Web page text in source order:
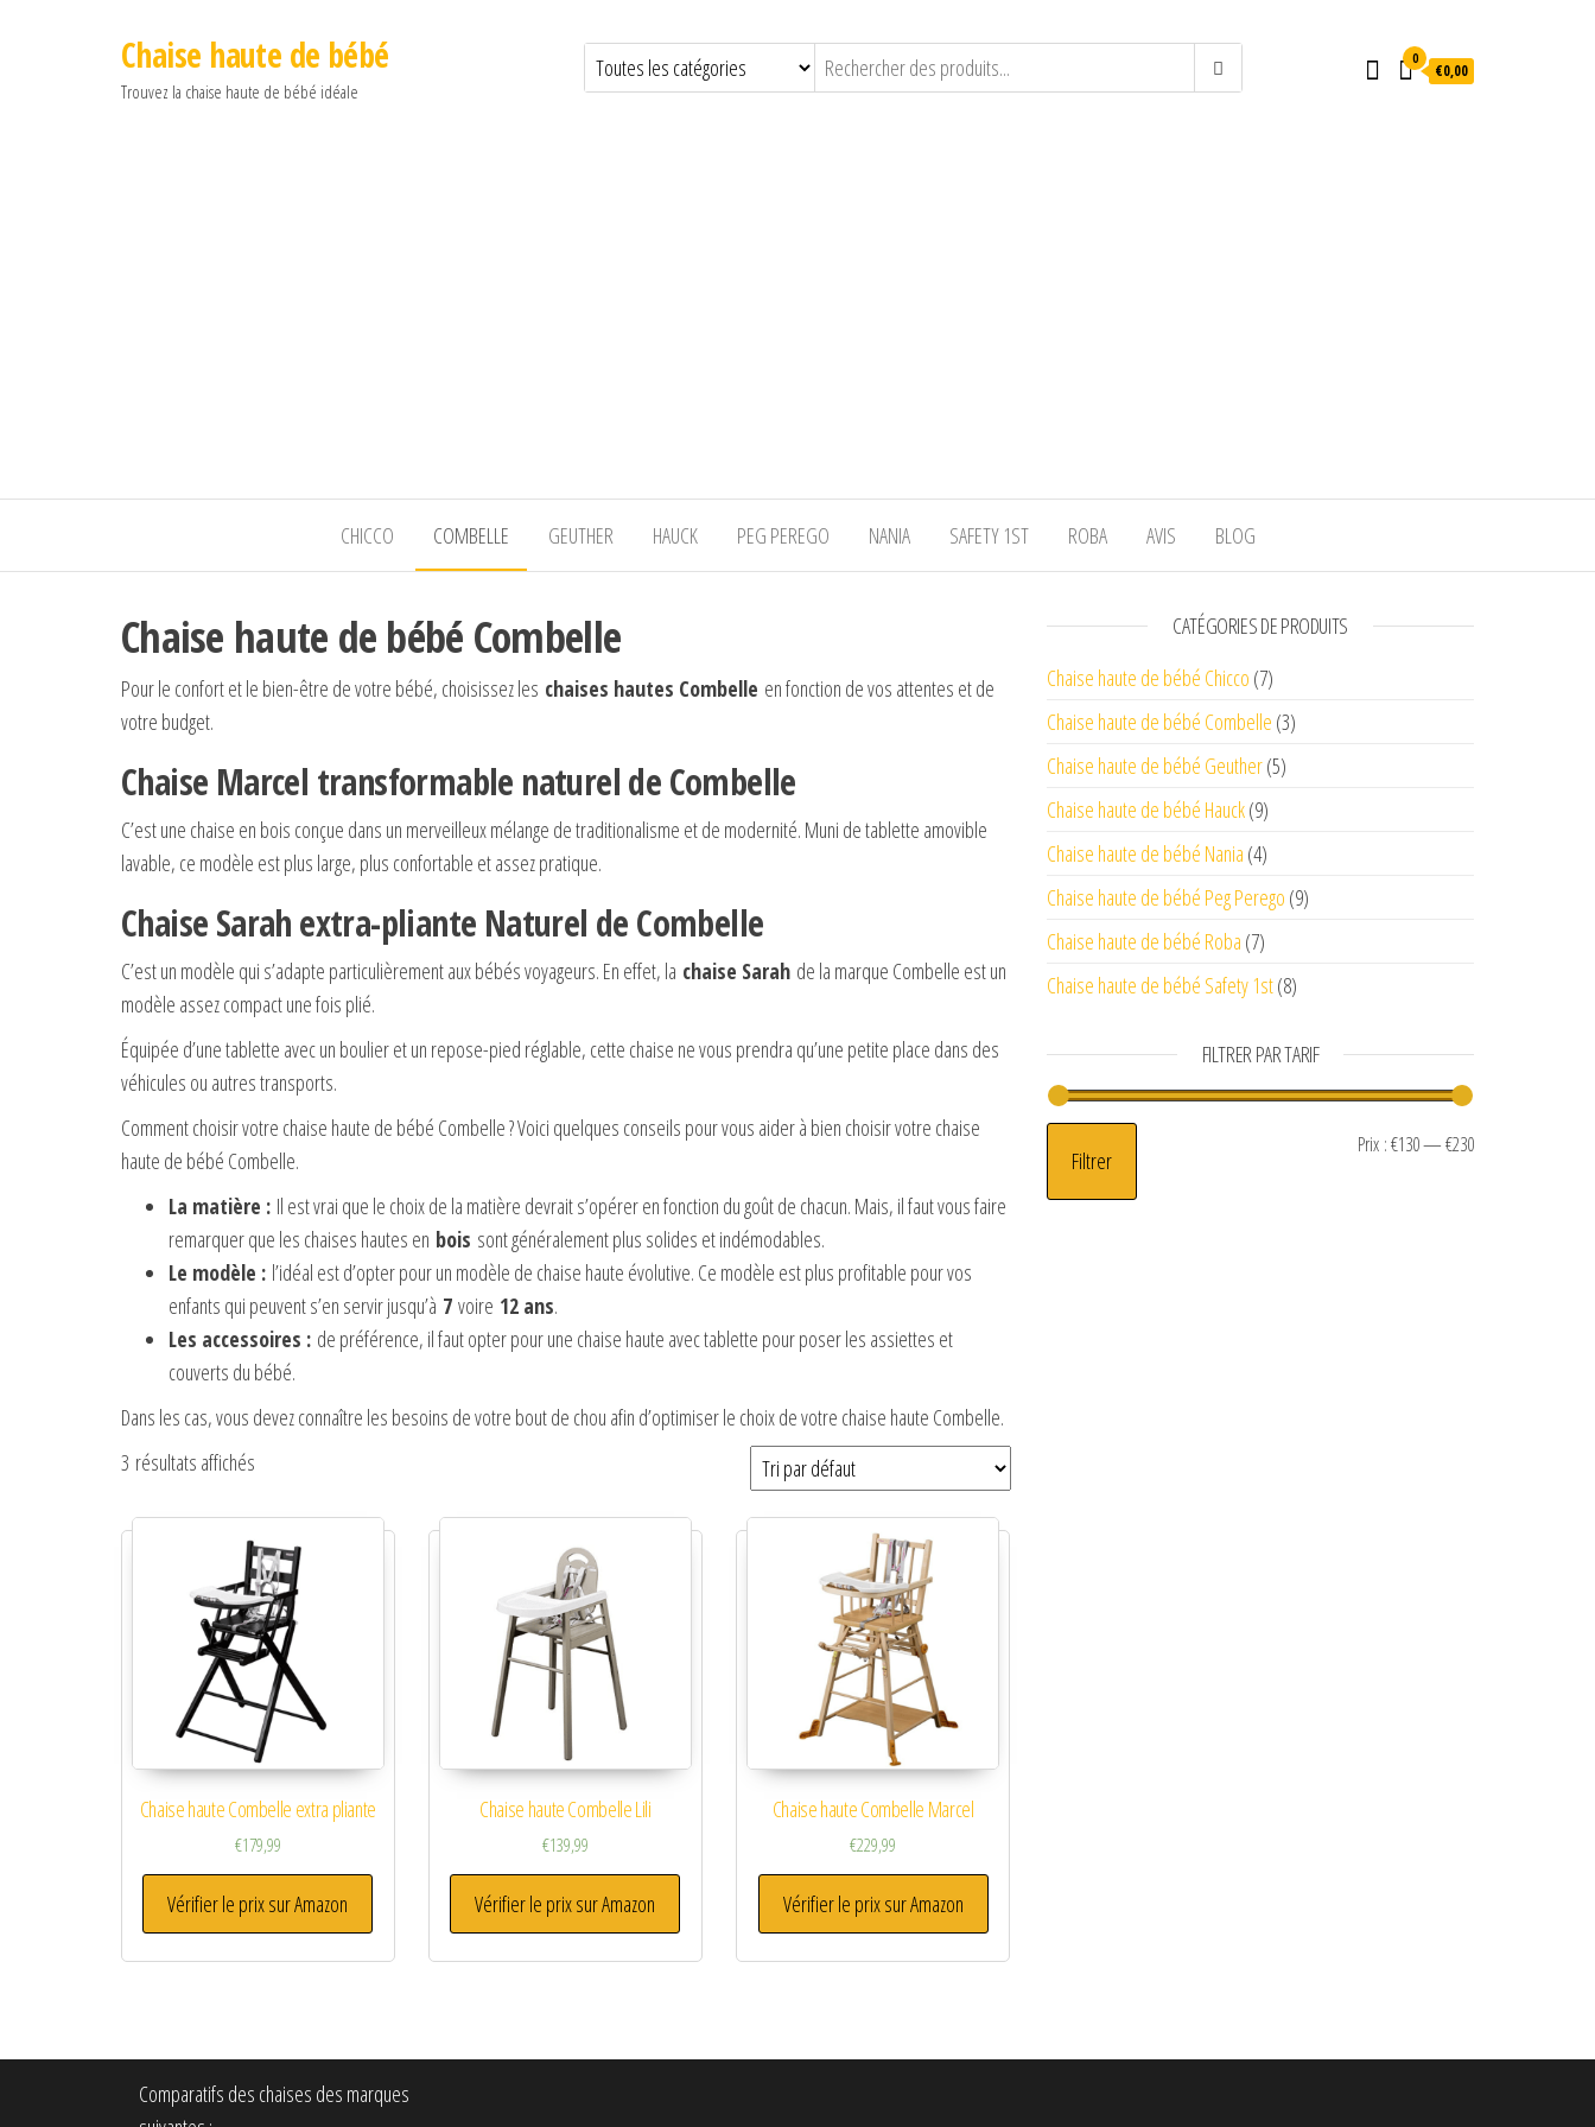
Chaise haute de bébé
Trouvez la chaise haute de bébé idéale
0
€0,00
CHICCO COMBELLE GEUTHER HAUCK PEG PEREGO NANIA SAFETY 1ST ROBA AVIS BLOG
Chaise haute de bébé Combelle
Pour le confort et le bien-être de votre bébé, choisissez les chaises hautes Combelle en fonction de vos attentes et de
votre budget.
Chaise Marcel transformable naturel de Combelle
C’est une chaise en bois conçue dans un merveilleux mélange de traditionalisme et de modernité. Muni de tablette amovible
lavable, ce modèle est plus large, plus confortable et assez pratique.
Chaise Sarah extra-pliante Naturel de Combelle
C’est un modèle qui s’adapte particulièrement aux bébés voyageurs. En effet, la chaise Sarah de la marque Combelle est un
modèle assez compact une fois plié.
Équipée d’une tablette avec un boulier et un repose-pied réglable, cette chaise ne vous prendra qu’une petite place dans des
véhicules ou autres transports.
Comment choisir votre chaise haute de bébé Combelle ? Voici quelques conseils pour vous aider à bien choisir votre chaise
haute de bébé Combelle.
La matière : Il est vrai que le choix de la matière devrait s’opérer en fonction du goût de chacun. Mais, il faut vous faire
remarquer que les chaises hautes en bois sont généralement plus solides et indémodables.
Le modèle : l’idéal est d’opter pour un modèle de chaise haute évolutive. Ce modèle est plus profitable pour vos
enfants qui peuvent s’en servir jusqu’à 7 voire 12 ans.
Les accessoires : de préférence, il faut opter pour une chaise haute avec tablette pour poser les assiettes et
couverts du bébé.
Dans les cas, vous devez connaître les besoins de votre bout de chou afin d’optimiser le choix de votre chaise haute Combelle.
3 résultats affichés
Chaise haute Combelle extra pliante
€179,99
Vérifier le prix sur Amazon
Chaise haute Combelle Lili
€139,99
Vérifier le prix sur Amazon
Chaise haute Combelle Marcel
€229,99
Vérifier le prix sur Amazon
CATÉGORIES DE PRODUITS
Chaise haute de bébé Chicco (7)
Chaise haute de bébé Combelle (3)
Chaise haute de bébé Geuther(5)
Chaise haute de bébé Hauck(9)
Chaise haute de bébé Nania (4)
Chaise haute de bébé Peg Perego (9)
Chaise haute de bébé Roba (7)
Chaise haute de bébé Safety 1st(8)
FILTRER PAR TARIF
Prix min
Prix max
Filtrer
Prix :€130—€230
Comparatifs des chaises des marques